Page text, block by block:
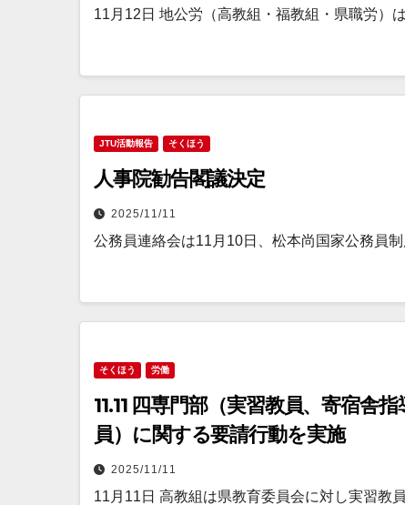
11月12日 地公労（高教組・福教組・県職労）
JTU活動報告 そくほう
人事院勧告閣議決定
2025/11/11
公務員連絡会は11月10日、松本尚国家公務員
そくほう 労働
11.11 四専門部（実習教員、寄宿舎
員）に関する要請行動を実施
2025/11/11
11月11日 高教組は県教育委員会に対し実習教